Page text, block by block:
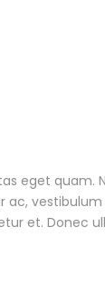
eget quam.
ac,
et. Donec